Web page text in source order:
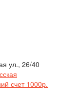
ул., 26/40
счет 1000р.